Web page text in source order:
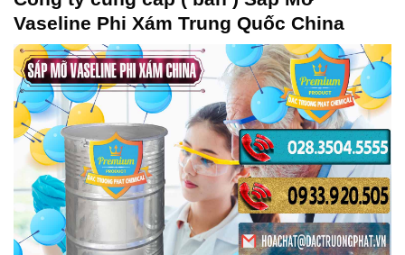
Vaseline Phi Xám Trung Quốc China